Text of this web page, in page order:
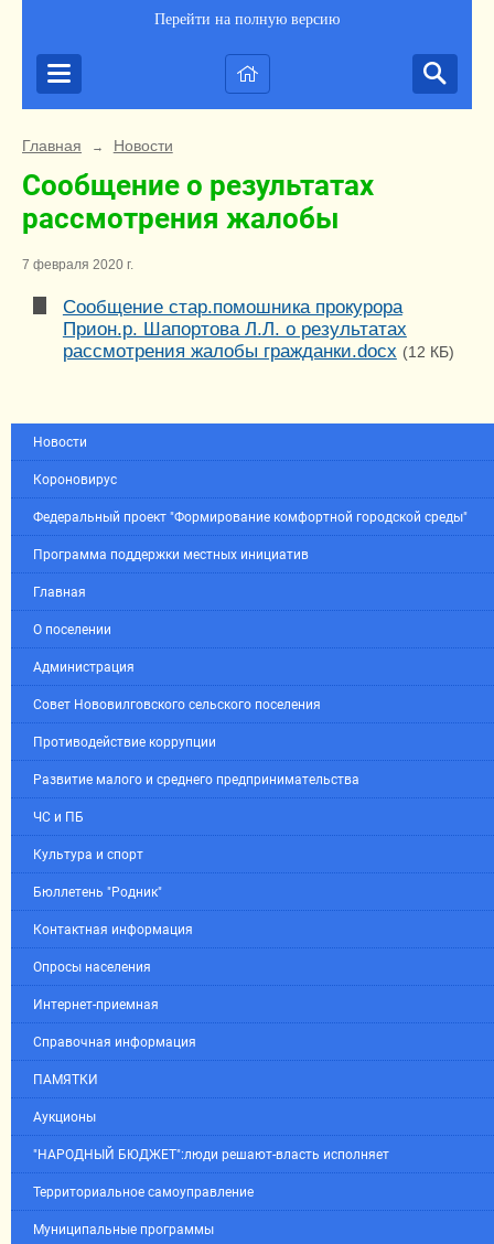
Перейти на полную версию
Главная → Новости
Сообщение о результатах
рассмотрения жалобы
7 февраля 2020 г.
Сообщение стар.помошника прокурора
Прион.р. Шапортова Л.Л. о результатах
рассмотрения жалобы гражданки.docx (12 КБ)
Новости
Короновирус
Федеральный проект "Формирование комфортной городской среды"
Программа поддержки местных инициатив
Главная
О поселении
Администрация
Совет Нововилговского сельского поселения
Противодействие коррупции
Развитие малого и среднего предпринимательства
ЧС и ПБ
Культура и спорт
Бюллетень "Родник"
Контактная информация
Опросы населения
Интернет-приемная
Справочная информация
ПАМЯТКИ
Аукционы
"НАРОДНЫЙ БЮДЖЕТ":люди решают-власть исполняет
Территориальное самоуправление
Муниципальные программы